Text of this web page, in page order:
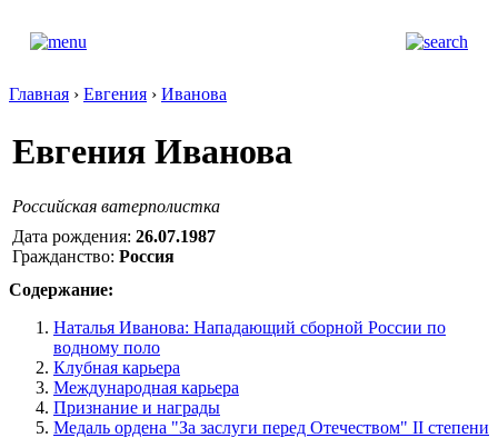
Главная › Евгения › Иванова
Евгения Иванова
Российская ватерполистка
Дата рождения: 26.07.1987
Гражданство: Россия
Содержание:
Наталья Иванова: Нападающий сборной России по
водному поло
Клубная карьера
Международная карьера
Признание и награды
Медаль ордена "За заслуги перед Отечеством" II степени